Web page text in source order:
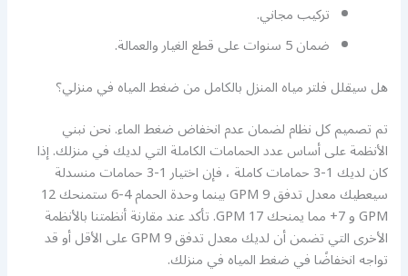
تركيب مجاني.
ضمان 5 سنوات على قطع الغيار والعمالة.
هل سيقلل فلتر مياه المنزل بالكامل من ضغط المياه في منزلي؟
تم تصميم كل نظام لضمان عدم انخفاض ضغط الماء. نحن نبني
الأنظمة على أساس عدد الحمامات الكاملة التي لديك في منزلك. إذا
كان لديك 1-3 حمامات كاملة ، فإن اختيار 1-3 حمامات منسدلة
سيعطيك معدل تدفق 9 GPM بينما وحدة الحمام 4-6 ستمنحك 12
GPM و 7+ مما يمنحك 17 GPM. تأكد عند مقارنة أنظمتنا بالأنظمة
الأخرى التي تضمن أن لديك معدل تدفق GPM 9 على الأقل أو قد
تواجه انخفاضًا في ضغط المياه في منزلك.